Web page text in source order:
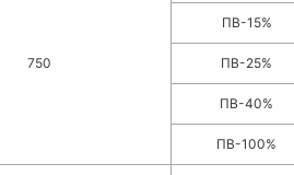
750
ПВ-15%
ПВ-25%
ПВ-40%
ПВ-100%